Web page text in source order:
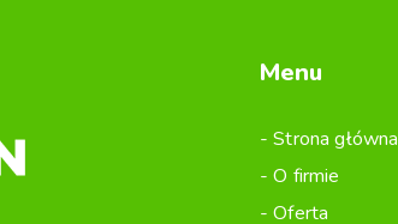
Menu
Strona główna
O firmie
Oferta